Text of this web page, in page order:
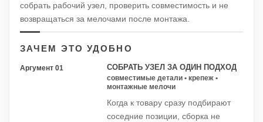
собрать рабочий узел, проверить совместимость и не
возвращаться за мелочами после монтажа.
ЗАЧЕМ ЭТО УДОБНО
Аргумент 01 СОБРАТЬ УЗЕЛ ЗА ОДИН ПОДХОД
совместимые детали • крепеж •
монтажные мелочи
Когда к товару сразу подбирают
соседние позиции, сборка не